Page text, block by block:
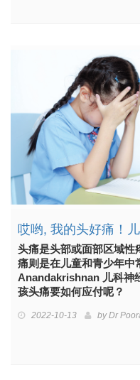
哎哟, 我的头好痛！
头痛是头部或面部区域性
痛则是在儿童和青少年
Anandakrishnan 儿科神
孩头痛要如何应付呢？
2022-10-13 byDr